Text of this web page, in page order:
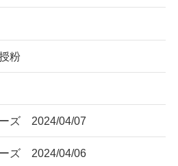
粉
ーズ 2024/04/07
ズ 2024/04/06